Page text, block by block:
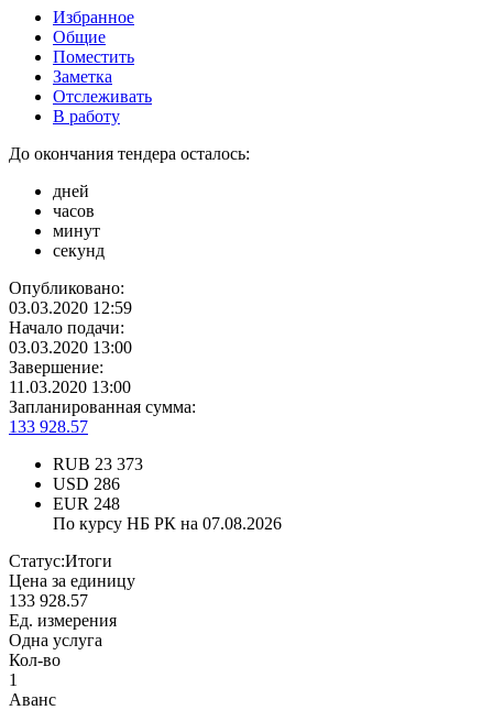
Избранное
Общие
Поместить
Заметка
Отслеживать
В работу
До окончания тендера осталось:
дней
часов
минут
секунд
Опубликовано:
03.03.2020 12:59
Начало подачи:
03.03.2020 13:00
Завершение:
11.03.2020 13:00
Запланированная сумма:
133 928.57
RUB 23 373
USD 286
EUR 248
По курсу НБ РК на 07.08.2026
Статус:Итоги
Цена за единицу
133 928.57
Ед. измерения
Одна услуга
Кол-во
1
Аванс